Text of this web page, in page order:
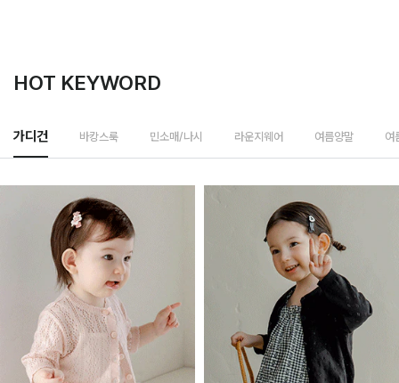
HOT KEYWORD
가디건 바캉스룩 민소매/나시 라운지웨어 여름양말 여